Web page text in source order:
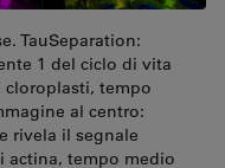
TauSeparation:
1 del ciclo di vita
cloroplasti, tempo
al centro:
rivela il segnale
actina, tempo medio